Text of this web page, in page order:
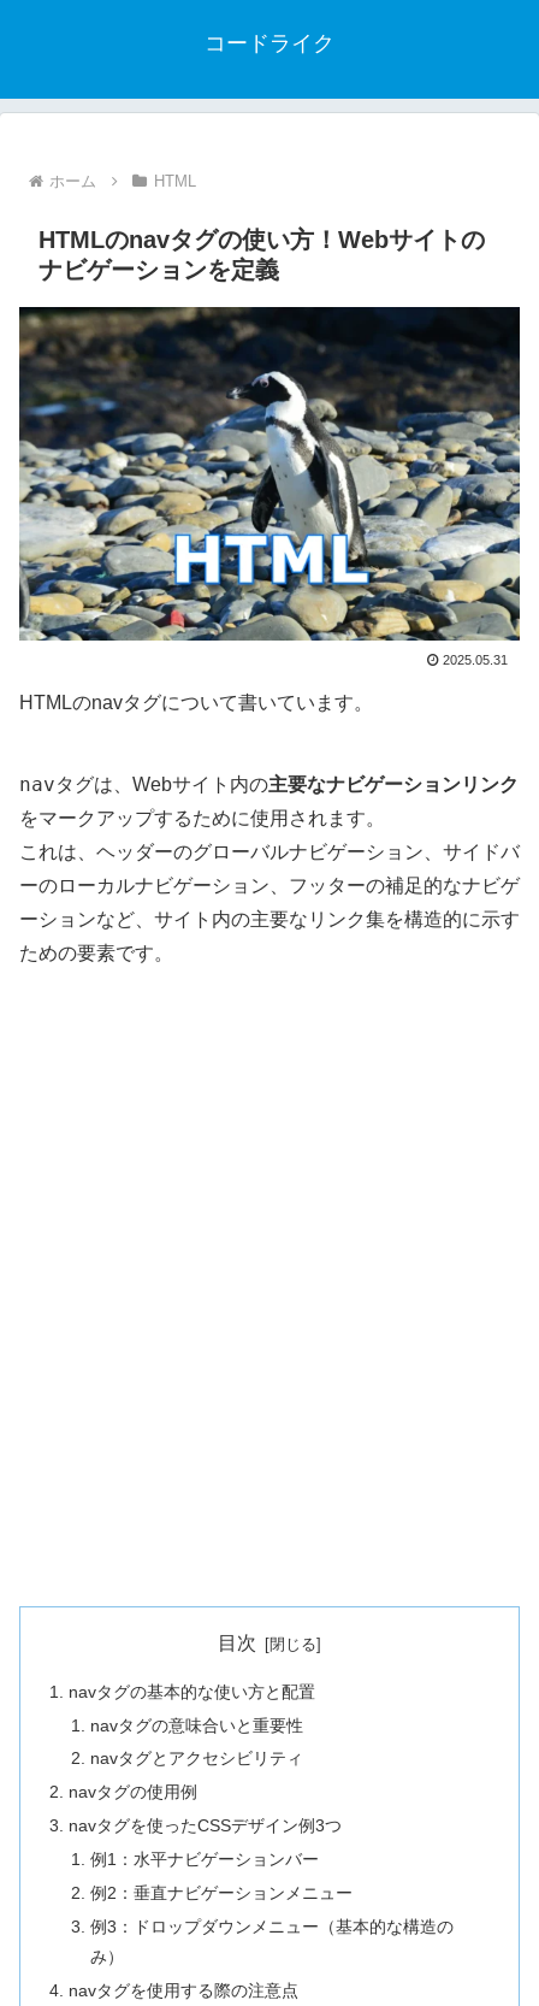
コードライク
ホーム HTML
HTMLのnavタグの使い方！Webサイトの
ナビゲーションを定義
2025.05.31
HTMLのnavタグについて書いています。
navタグは、Webサイト内の主要なナビゲーションリンク
をマークアップするために使用されます。
これは、ヘッダーのグローバルナビゲーション、サイドバ
ーのローカルナビゲーション、フッターの補足的なナビゲ
ーションなど、サイト内の主要なリンク集を構造的に示す
ための要素です。
目次
navタグの基本的な使い方と配置
navタグの意味合いと重要性
navタグとアクセシビリティ
navタグの使用例
navタグを使ったCSSデザイン例3つ
例1：水平ナビゲーションバー
例2：垂直ナビゲーションメニュー
例3：ドロップダウンメニュー（基本的な構造の
み）
navタグを使用する際の注意点